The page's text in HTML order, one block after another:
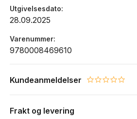
Utgivelsesdato
28.09.2025
Varenummer
9780008469610
Kundeanmeldelser 0.0 star rating
Frakt og levering